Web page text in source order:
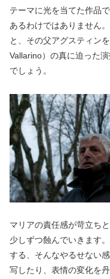
テーマに光を当てた作品
あるわけではありません
と、その父アグスティン
Vallarino）の真に迫った
でしょう。
マリアの責任感が苛立ち
少しずつ蝕んでいきます
する、そんなやるせない
写したり、表情の変化を